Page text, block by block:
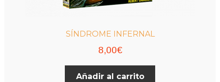
SÍNDROME INFERNAL
8,00€
Añadir al carrito